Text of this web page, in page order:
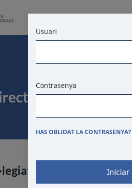
Usuari
Contrasenya
HAS OBLIDAT LA CONTRASENYA?